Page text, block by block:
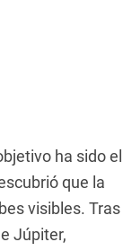
ha sido el
que la
visibles. Tras
Júpiter,